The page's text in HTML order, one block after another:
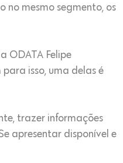
mesmo segmento, os
ODATA Felipe
isso, uma delas é
trazer informações
apresentar disponível e